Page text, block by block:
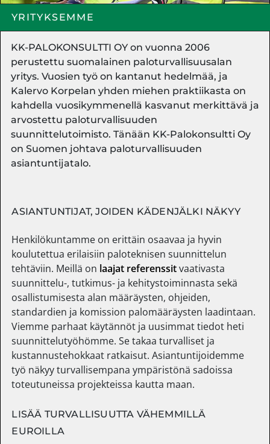
YRITYKSEMME
KK-PALOKONSULTTI OY on vuonna 2006
perustettu suomalainen paloturvallisuusalan
yritys. Vuosien työ on kantanut hedelmää, ja
Kalervo Korpelan yhden miehen praktiikasta on
kahdella vuosikymmenellä kasvanut merkittävä ja
arvostettu paloturvallisuuden
suunnittelutoimisto. Tänään KK-Palokonsultti Oy
on Suomen johtava paloturvallisuuden
asiantuntijatalo.
ASIANTUNTIJAT, JOIDEN KÄDENJÄLKI NÄKYY
Henkilökuntamme on erittäin osaavaa ja hyvin
koulutettua erilaisiin paloteknisen suunnittelun
tehtäviin. Meillä on laajat referenssitvaativasta
suunnittelu-, tutkimus- ja kehitystoiminnasta sekä
osallistumisesta alan määräysten, ohjeiden,
standardien ja komission palomääräysten laadintaan.
Viemme parhaat käytännöt ja uusimmat tiedot heti
suunnittelutyöhömme. Se takaa turvalliset ja
kustannustehokkaat ratkaisut. Asiantuntijoidemme
työ näkyy turvallisempana ympäristönä sadoissa
toteutuneissa projekteissa kautta maan.
LISÄÄ TURVALLISUUTTA VÄHEMMILLÄ
EUROILLA